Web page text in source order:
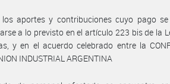
aportes y contribuciones cuyo pago
a lo previsto en el artículo 223 bis de la
y en el acuerdo celebrado entre la
INDUSTRIAL ARGENTINA